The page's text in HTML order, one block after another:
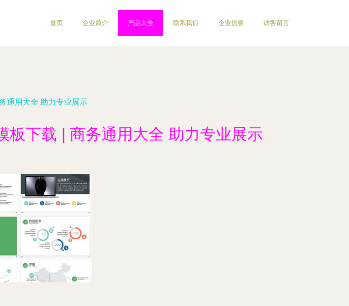
首页 企业简介 产品大全 联系我们 企业信息 访客留言
通用大全 助力专业展示
板下载 | 商务通用大全 助力专业展示